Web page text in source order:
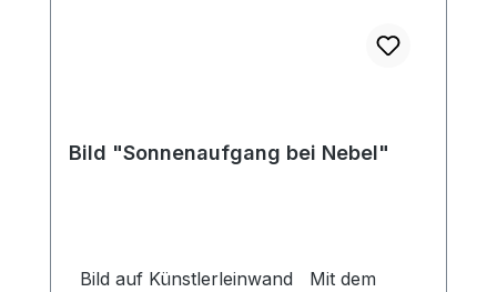
Bild "Sonnenaufgang bei Nebel"
Bild auf Künstlerleinwand Mit dem